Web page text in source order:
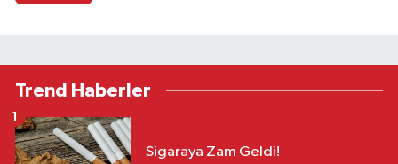
Trend Haberler
Sigaraya Zam Geldi!
1